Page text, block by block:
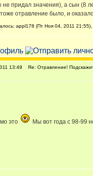
придал значения), а сын (8
отравление было, и
appl178 (Пт Ноя 04, 2011 21:55),
13:49 Re: Отравление!
это
Мы вот года с 98-99